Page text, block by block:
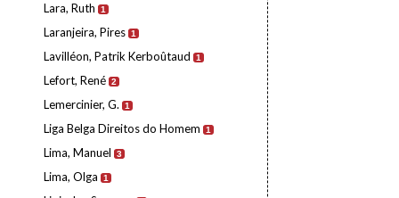
Lara, Ruth 1
Laranjeira, Pires 1
Lavilléon, Patrik Kerboûtaud 1
Lefort, René 2
Lemercinier, G. 1
Liga Belga Direitos do Homem 1
Lima, Manuel 3
Lima, Olga 1